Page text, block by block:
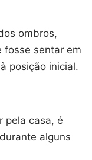
ombros,
fosse sentar em
posição inicial.
pela casa, é
alguns